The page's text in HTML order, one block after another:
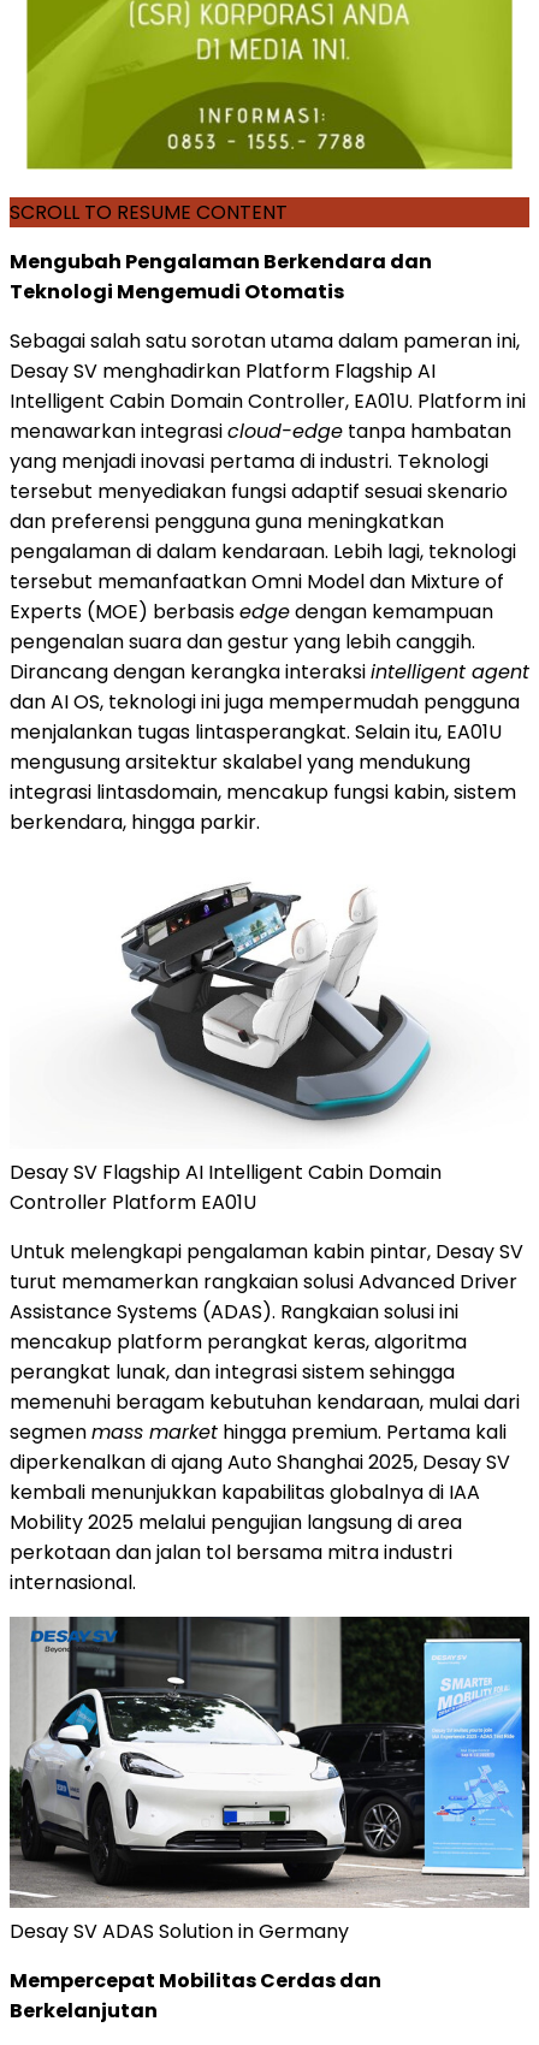
SCROLL TO RESUME CONTENT
Mengubah Pengalaman Berkendara dan
Teknologi Mengemudi Otomatis
Sebagai salah satu sorotan utama dalam pameran ini,
Desay SV menghadirkan Platform Flagship AI
Intelligent Cabin Domain Controller, EA01U. Platform ini
menawarkan integrasicloud-edge tanpa hambatan
yang menjadi inovasi pertama di industri. Teknologi
tersebut menyediakan fungsi adaptif sesuai skenario
dan preferensi pengguna guna meningkatkan
pengalaman di dalam kendaraan. Lebih lagi, teknologi
tersebut memanfaatkan Omni Model dan Mixture of
Experts (MOE) berbasisedgedengan kemampuan
pengenalan suara dan gestur yang lebih canggih.
Dirancang dengan kerangka interaksiintelligent agent
dan AI OS, teknologi ini juga mempermudah pengguna
menjalankan tugas lintasperangkat. Selain itu, EA01U
mengusung arsitektur skalabel yang mendukung
integrasi lintasdomain, mencakup fungsi kabin, sistem
berkendara, hingga parkir.
Desay SV Flagship AI Intelligent Cabin Domain
Controller Platform EA01U
Untuk melengkapi pengalaman kabin pintar, Desay SV
turut memamerkan rangkaian solusi Advanced Driver
Assistance Systems (ADAS). Rangkaian solusi ini
mencakup platform perangkat keras, algoritma
perangkat lunak, dan integrasi sistem sehingga
memenuhi beragam kebutuhan kendaraan, mulai dari
segmenmass market hingga premium. Pertama kali
diperkenalkan di ajang Auto Shanghai 2025, Desay SV
kembali menunjukkan kapabilitas globalnya di IAA
Mobility 2025 melalui pengujian langsung di area
perkotaan dan jalan tol bersama mitra industri
internasional.
Desay SV ADAS Solution in Germany
Mempercepat Mobilitas Cerdas dan
Berkelanjutan